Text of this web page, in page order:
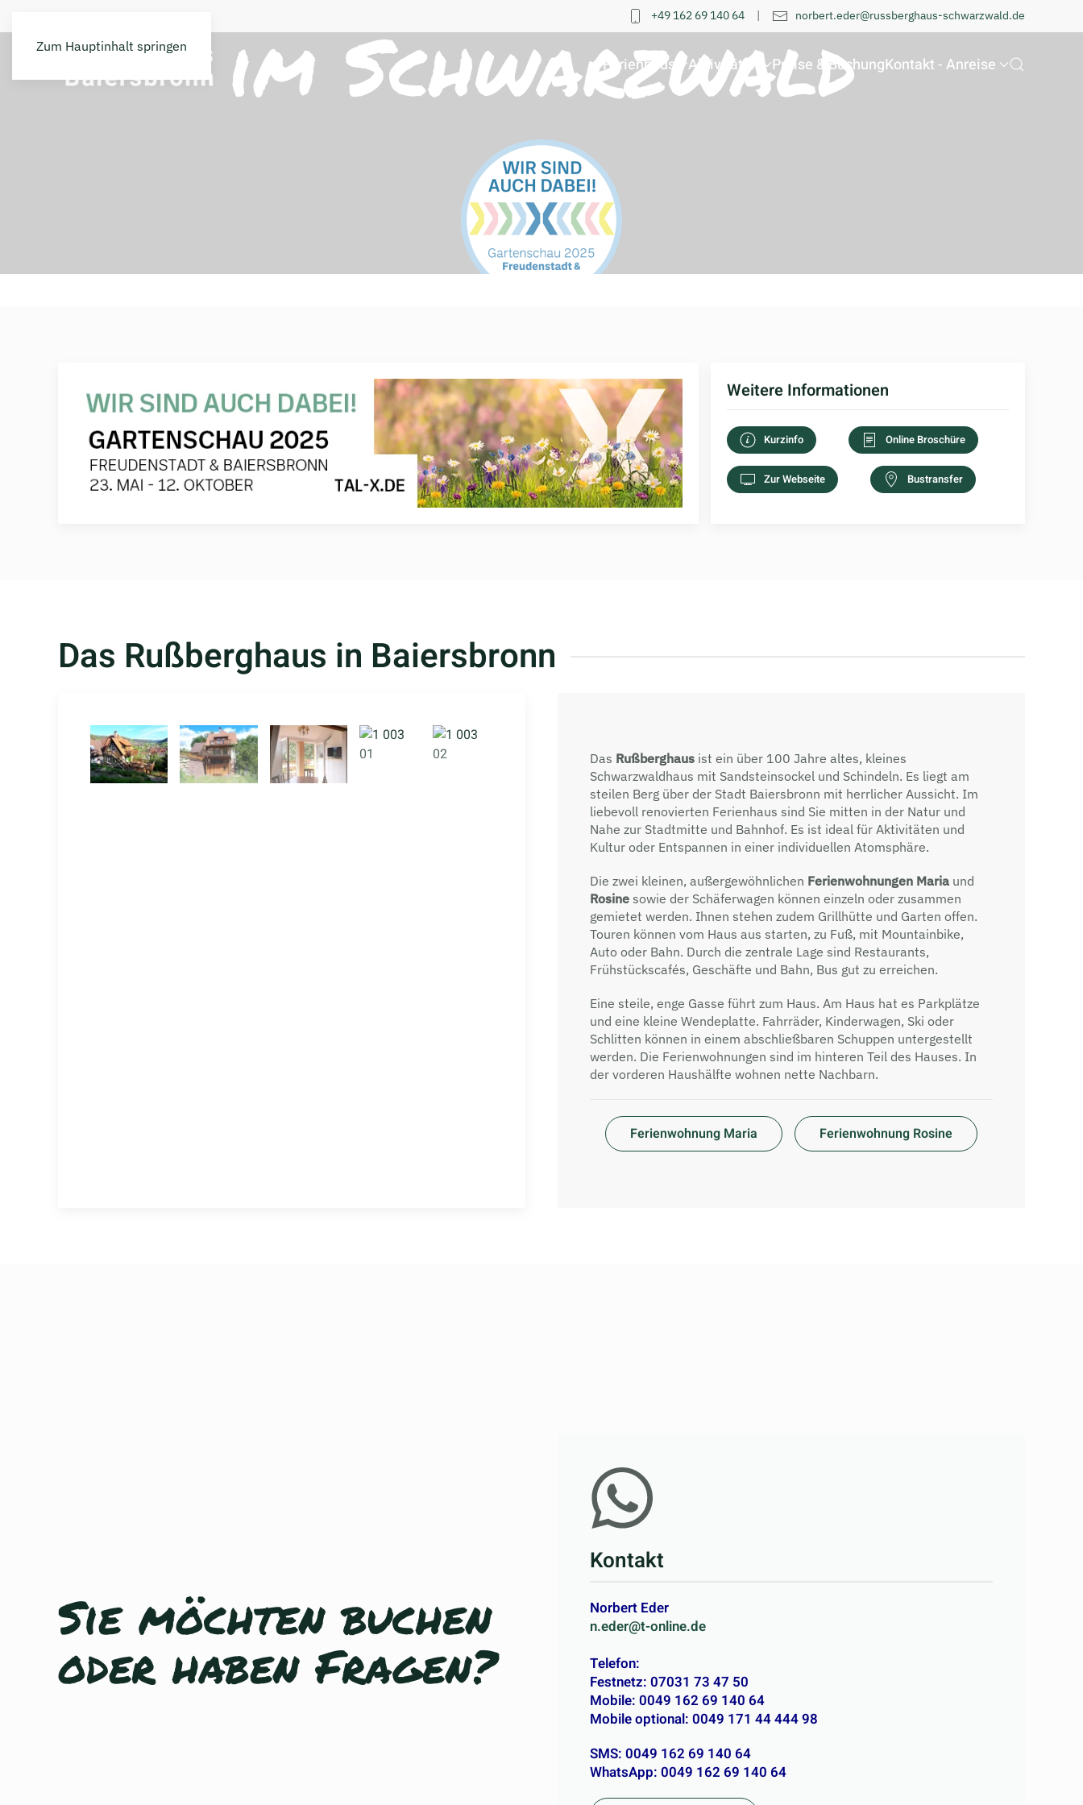
Zum Hauptinhalt springen
+49 162 69 140 64 | norbert.eder@russberghaus-schwarzwald.de
Ferienhaus Aktivitäten Preise & BuchungKontakt - Anreise
im Schwarzwald
Weitere Informationen
Kurzinfo Online Broschüre
Zur Webseite Bustransfer
Das Rußberghaus in Baiersbronn
Das Rußberghaus ist ein über 100 Jahre altes, kleines
Schwarzwaldhaus mit Sandsteinsockel und Schindeln. Es liegt am
steilen Berg über der Stadt Baiersbronn mit herrlicher Aussicht. Im
liebevoll renovierten Ferienhaus sind Sie mitten in der Natur und
Nahe zur Stadtmitte und Bahnhof. Es ist ideal für Aktivitäten und
Kultur oder Entspannen in einer individuellen Atomsphäre.
Die zwei kleinen, außergewöhnlichen Ferienwohnungen Maria und
Rosine sowie der Schäferwagen können einzeln oder zusammen
gemietet werden. Ihnen stehen zudem Grillhütte und Garten offen.
Touren können vom Haus aus starten, zu Fuß, mit Mountainbike,
Auto oder Bahn. Durch die zentrale Lage sind Restaurants,
Frühstückscafés, Geschäfte und Bahn, Bus gut zu erreichen.
Eine steile, enge Gasse führt zum Haus. Am Haus hat es Parkplätze
und eine kleine Wendeplatte. Fahrräder, Kinderwagen, Ski oder
Schlitten können in einem abschließbaren Schuppen untergestellt
werden. Die Ferienwohnungen sind im hinteren Teil des Hauses. In
der vorderen Haushälfte wohnen nette Nachbarn.
Ferienwohnung Maria Ferienwohnung Rosine
Sie möchten buchen
oder haben Fragen?
Kontakt
Norbert Eder
n.eder@t-online.de
Telefon:
Festnetz: 07031 73 47 50
Mobile: 0049 162 69 140 64
Mobile optional: 0049 171 44 444 98
SMS: 0049 162 69 140 64
WhatsApp: 0049 162 69 140 64